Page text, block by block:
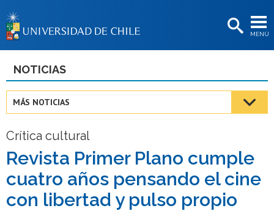
MENÚ
BIBLIOTECAS
Estudiantes
Funcionarias/os
Egresadas/os
NOTICIAS
MÁS NOTICIAS
Crítica cultural
Revista Primer Plano cumple
cuatro años pensando el cine
con libertad y pulso propio